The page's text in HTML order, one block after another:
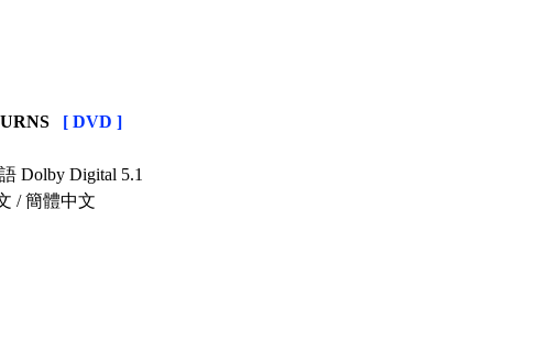
[ DVD ]
Dolby Digital 5.1
/ 簡體中文